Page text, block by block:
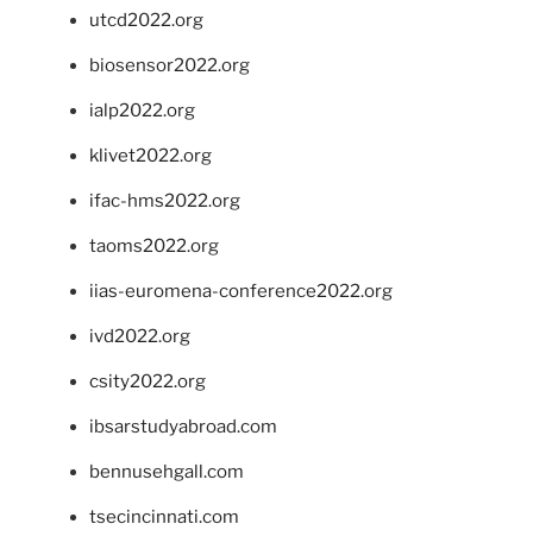
utcd2022.org
biosensor2022.org
ialp2022.org
klivet2022.org
ifac-hms2022.org
taoms2022.org
iias-euromena-conference2022.org
ivd2022.org
csity2022.org
ibsarstudyabroad.com
bennusehgall.com
tsecincinnati.com